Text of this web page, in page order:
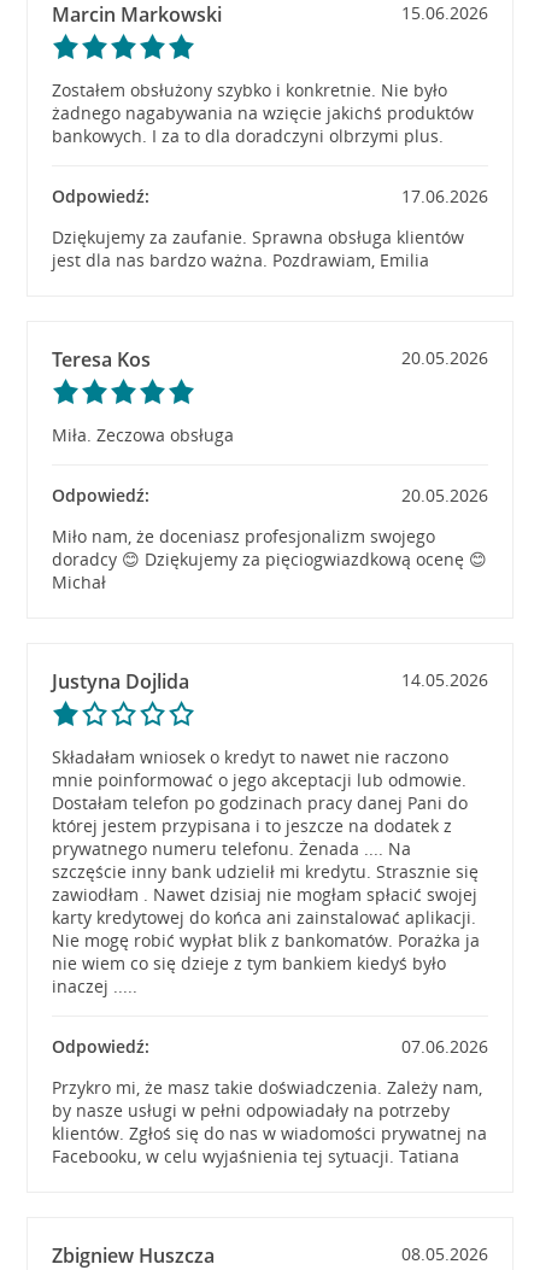
Marcin Markowski 15.06.2026
Zostałem obsłużony szybko i konkretnie. Nie było
żadnego nagabywania na wzięcie jakichś produktów
bankowych. I za to dla doradczyni olbrzymi plus.
Odpowiedź:
17.06.2026
Dziękujemy za zaufanie. Sprawna obsługa klientów
jest dla nas bardzo ważna. Pozdrawiam, Emilia
Teresa Kos 20.05.2026
Miła. Zeczowa obsługa
Odpowiedź:
20.05.2026
Miło nam, że doceniasz profesjonalizm swojego
doradcy 😊 Dziękujemy za pięciogwiazdkową ocenę 😊
Michał
Justyna Dojlida 14.05.2026
Składałam wniosek o kredyt to nawet nie raczono
mnie poinformować o jego akceptacji lub odmowie.
Dostałam telefon po godzinach pracy danej Pani do
której jestem przypisana i to jeszcze na dodatek z
prywatnego numeru telefonu. Żenada .... Na
szczęście inny bank udzielił mi kredytu. Strasznie się
zawiodłam . Nawet dzisiaj nie mogłam spłacić swojej
karty kredytowej do końca ani zainstalować aplikacji.
Nie mogę robić wypłat blik z bankomatów. Porażka ja
nie wiem co się dzieje z tym bankiem kiedyś było
inaczej .....
Odpowiedź:
07.06.2026
Przykro mi, że masz takie doświadczenia. Zależy nam,
by nasze usługi w pełni odpowiadały na potrzeby
klientów. Zgłoś się do nas w wiadomości prywatnej na
Facebooku, w celu wyjaśnienia tej sytuacji. Tatiana
Zbigniew Huszcza 08.05.2026